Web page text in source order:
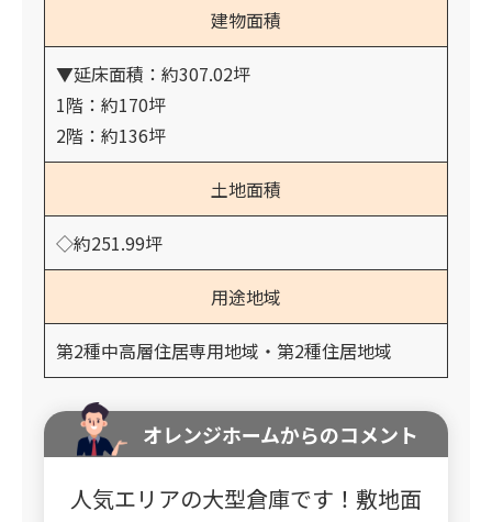
建物面積
▼延床面積：約307.02坪
1階：約170坪
2階：約136坪
土地面積
◇約251.99坪
用途地域
第2種中高層住居専用地域・第2種住居地域
オレンジホームからのコメント
人気エリアの大型倉庫です！敷地面